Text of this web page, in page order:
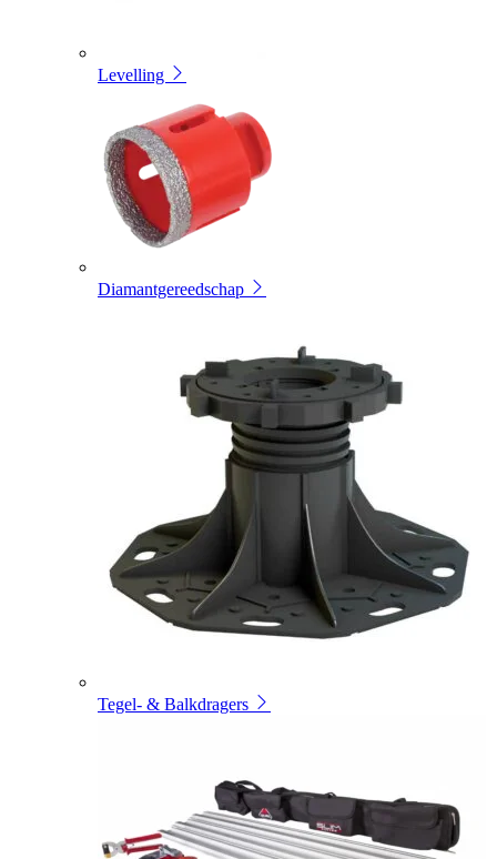
Levelling
Diamantgereedschap
Tegel- & Balkdragers